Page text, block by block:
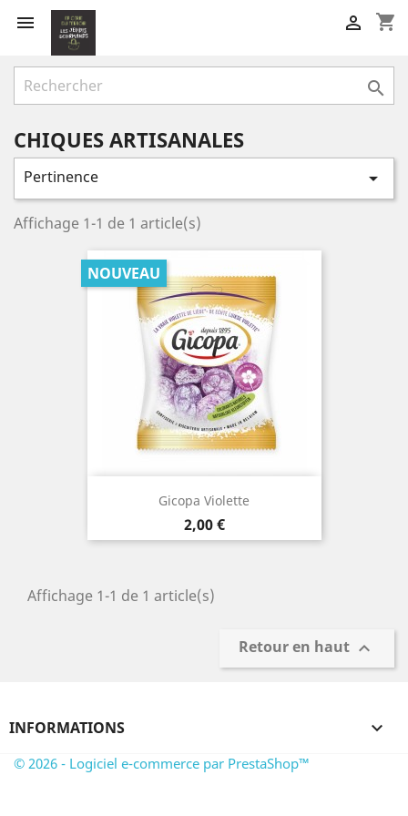
 shopping_cart


CHIQUES ARTISANALES
Pertinence 
Affichage 1-1 de 1 article(s)
Gicopa Violette
Prix
2,00 €
NOUVEAU
Affichage 1-1 de 1 article(s)
Retour en haut 
INFORMATIONS 
© 2026 - Logiciel e-commerce par PrestaShop™